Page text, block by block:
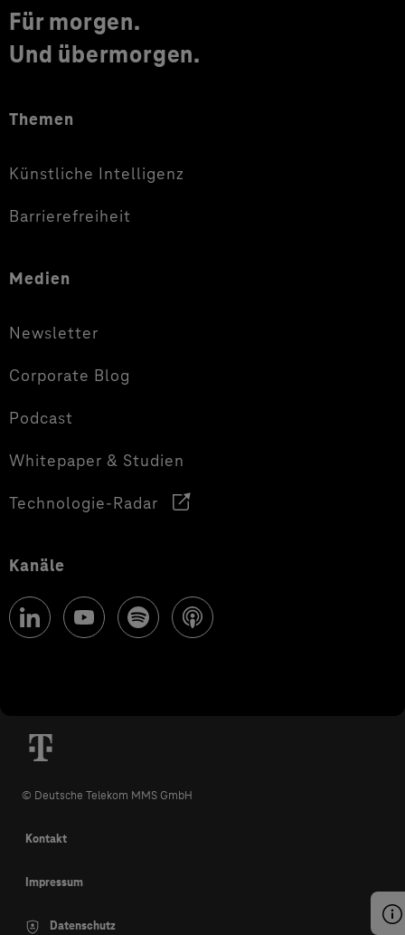
Für morgen.
Und übermorgen.
Themen
Künstliche Intelligenz
Barrierefreiheit
Medien
Newsletter
Corporate Blog
Podcast
Whitepaper & Studien
Technologie-Radar
Kanäle
© Deutsche Telekom MMS GmbH
Kontakt
Impressum
Datenschutz